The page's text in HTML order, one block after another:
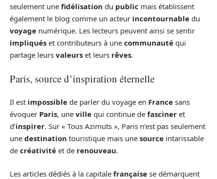
seulement une fidélisation du public mais établissent
également le blog comme un acteur incontournable du
voyage numérique. Les lecteurs peuvent ainsi se sentir
impliqués et contributeurs à une communauté qui
partage leurs valeurs et leurs rêves.
Paris, source d’inspiration éternelle
Il est impossible de parler du voyage en France sans
évoquer Paris, une ville qui continue de fasciner et
d’inspirer. Sur « Tous Azimuts », Paris n’est pas seulement
une destination touristique mais une source intarissable
de créativité et de renouveau.
Les articles dédiés à la capitale française se démarquent